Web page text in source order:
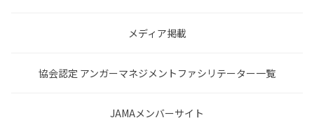
メディア掲載
協会認定 アンガーマネジメントファシリテーター一覧
JAMAメンバーサイト